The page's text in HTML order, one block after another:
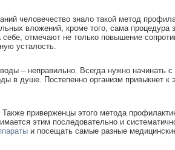
человечество знало такой метод
вложений, кроме того, сама процедура
отмечают не только повышение
усталость.
– неправильно. Всегда нужно начинать
в душе. Постепенно организм привыкнет к
приверженцы этого метода
этим последовательно и
и посещать самые разные